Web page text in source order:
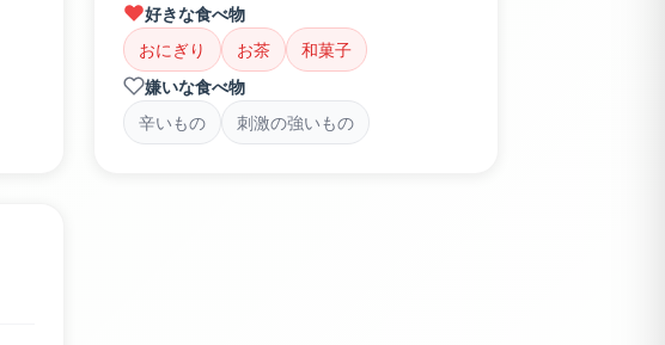
好きな食べ物
おにぎり
お茶
和菓子
嫌いな食べ物
辛いもの
刺激の強いもの